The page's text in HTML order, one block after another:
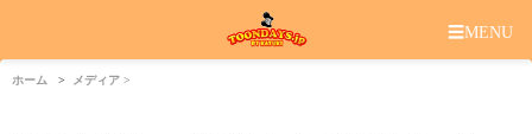
☰MENU
ホーム メディア